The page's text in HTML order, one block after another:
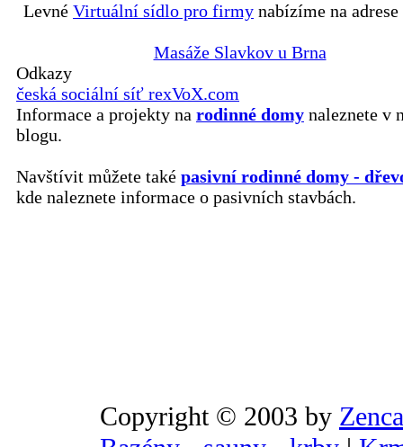
Levné Virtuální sídlo pro firmy nabízíme na
Masáže Slavkov u Brna
Odkazy
česká sociální síť rexVoX.com
Informace a projekty na rodinné domy naleznete v
blogu.
Navštívit můžete také pasivní rodinné domy -
kde naleznete informace o pasivních stavbách.
Copyright © 2003 by